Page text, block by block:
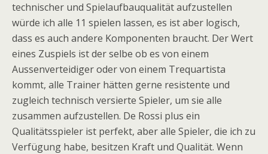
technischer und Spielaufbauqualität aufzustellen
würde ich alle 11 spielen lassen, es ist aber logisch,
dass es auch andere Komponenten braucht. Der Wert
eines Zuspiels ist der selbe ob es von einem
Aussenverteidiger oder von einem Trequartista
kommt, alle Trainer hätten gerne resistente und
zugleich technisch versierte Spieler, um sie alle
zusammen aufzustellen. De Rossi plus ein
Qualitätsspieler ist perfekt, aber alle Spieler, die ich zu
Verfügung habe, besitzen Kraft und Qualität. Wenn